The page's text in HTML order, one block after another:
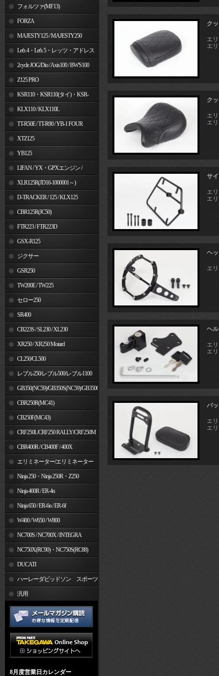
フォルツァ(MF13)
FORZA
MAJESTY125 / MAJESTY250
Let's 4・Let's 5・レッツ・アドレス
V50 2cycle JOG/Dio / Axis100 / BW'S100
Z125 PRO
KSR110・KSR110(タイ)・KSR-
I/II・KSR PRO
KLX110 / KLX110L
TT-R50E / TT-R90 / YB-1 FOUR
XTZ125
YB125
LIFAN / YX・GPXエンジン /
JinchengXLR125R(JD16-1000001～)
D-TRACKER / 125 / KLX125
CBR125R(JC50)
FTR223 / FTR223D
GSX-R125
ジクサー
GSR250
TW200E / TW225
セロー250
SR400
CB223S / SL230 / XL230
XR250 / XR250 Motard
CL250/CL500
レブル250/レブル500/レブル1100
GB350(NC59)/GB350S(NC59)/GB350C(NC64)
CBR250R(MC41)
CB250F(MC43)
CRF250L/CRF250 RALLY/CRF250M
CBR400R / CB400F / 400X
エリミネーター/エリミネーター
SE Ninja 250・Ninja 250R・Z250
Ninja 400R / ER-4n
Ninja 650 / ER-6n / ER-6f
W400 / W650 / W800
NC700S / NC700X / INTEGRA
NC750X(RC90)・NC750S(RC88)
DUCATI
ハーレーダビッドソン スポーツ
スター汎用
8月度営業日カレンダー
ク
エ
エ
ク
エ
エ
サ
エ
エ
ヘ
エ
ヘ
エ
エ
バ
エ
エ